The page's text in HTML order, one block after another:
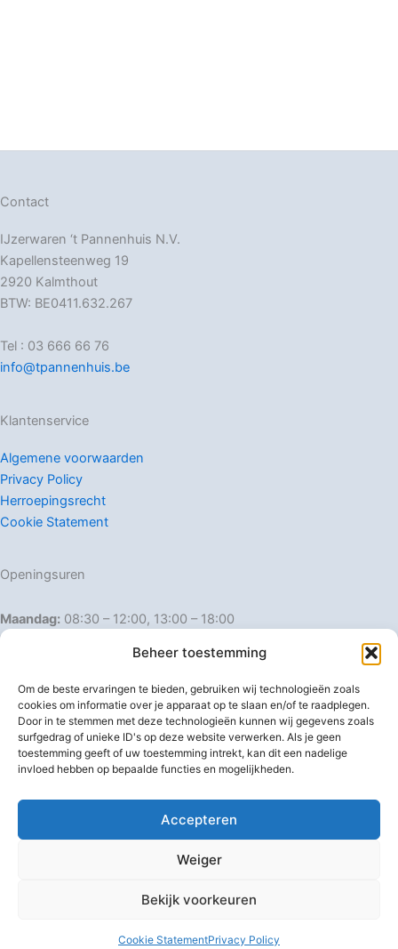
Beheer toestemming
Om de beste ervaringen te bieden, gebruiken wij technologieën zoals
cookies om informatie over je apparaat op te slaan en/of te raadplegen.
Door in te stemmen met deze technologieën kunnen wij gegevens zoals
surfgedrag of unieke ID's op deze website verwerken. Als je geen
toestemming geeft of uw toestemming intrekt, kan dit een nadelige
invloed hebben op bepaalde functies en mogelijkheden.
Accepteren
Weiger
Bekijk voorkeuren
Cookie StatementPrivacy Policy
Contact
IJzerwaren ‘t Pannenhuis N.V.
Kapellensteenweg 19
2920 Kalmthout
BTW: BE0411.632.267
Tel : 03 666 66 76
info@tpannenhuis.be
Klantenservice
Algemene voorwaarden
Privacy Policy
Herroepingsrecht
Cookie Statement
Openingsuren
Maandag: 08:30 – 12:00, 13:00 – 18:00
Dinsdag:
08:30 – 12:00, 13:00 – 18:00
Donderdag: 08:30 – 12:00, 13:00 – 18:00
Vrijdag: 08:30 – 12:00, 13:00 – 18:00
Zaterdag: 08:30 – 16:00
Zondag: Gesloten